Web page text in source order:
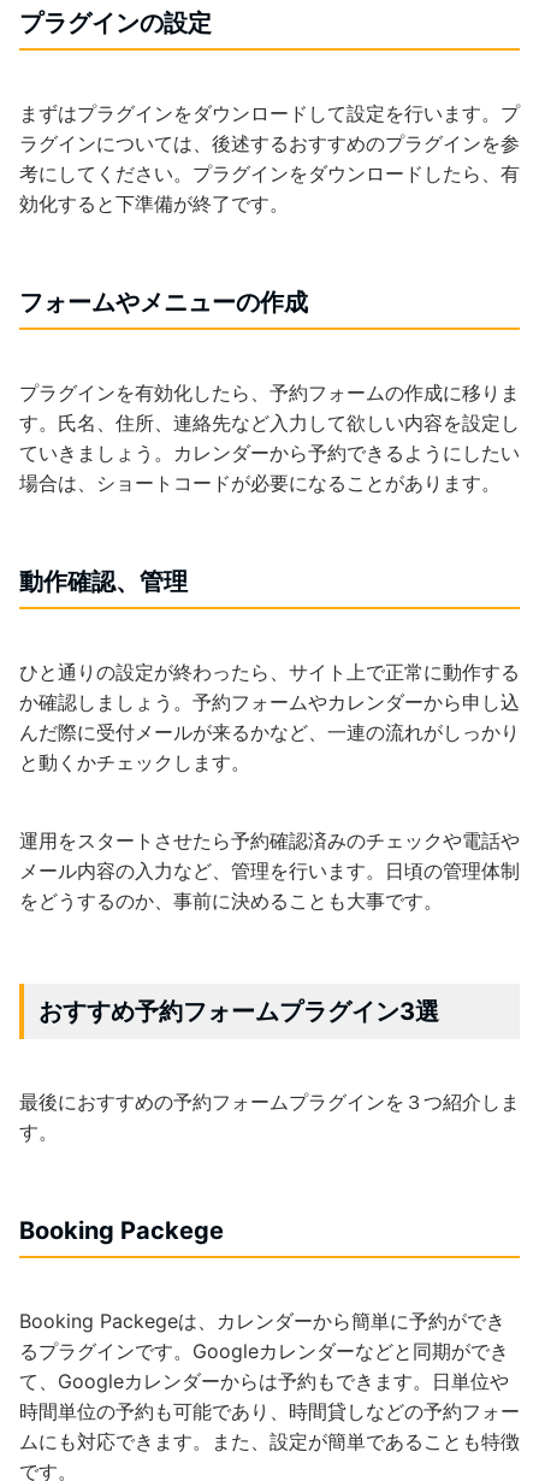
プラグインの設定
まずはプラグインをダウンロードして設定を行います。プ
ラグインについては、後述するおすすめのプラグインを参
考にしてください。プラグインをダウンロードしたら、有
効化すると下準備が終了です。
フォームやメニューの作成
プラグインを有効化したら、予約フォームの作成に移りま
す。氏名、住所、連絡先など入力して欲しい内容を設定し
ていきましょう。カレンダーから予約できるようにしたい
場合は、ショートコードが必要になることがあります。
動作確認、管理
ひと通りの設定が終わったら、サイト上で正常に動作する
か確認しましょう。予約フォームやカレンダーから申し込
んだ際に受付メールが来るかなど、一連の流れがしっかり
と動くかチェックします。
運用をスタートさせたら予約確認済みのチェックや電話や
メール内容の入力など、管理を行います。日頃の管理体制
をどうするのか、事前に決めることも大事です。
おすすめ予約フォームプラグイン3選
最後におすすめの予約フォームプラグインを３つ紹介しま
す。
Booking Packege
Booking Packegeは、カレンダーから簡単に予約ができ
るプラグインです。Googleカレンダーなどと同期ができ
て、Googleカレンダーからは予約もできます。日単位や
時間単位の予約も可能であり、時間貸しなどの予約フォー
ムにも対応できます。また、設定が簡単であることも特徴
です。